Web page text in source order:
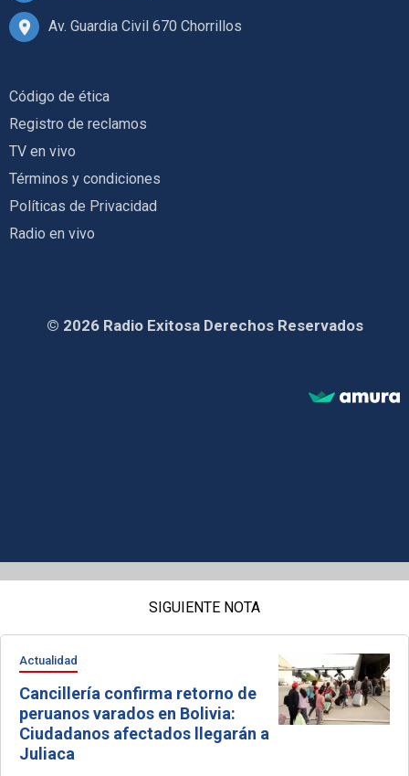
Av. Guardia Civil 670 Chorrillos
Código de ética
Registro de reclamos
TV en vivo
Términos y condiciones
Políticas de Privacidad
Radio en vivo
© 2026 Radio Exitosa Derechos Reservados
SIGUIENTE NOTA
Actualidad
Cancillería confirma retorno de
peruanos varados en Bolivia:
Ciudadanos afectados llegarán a
Juliaca